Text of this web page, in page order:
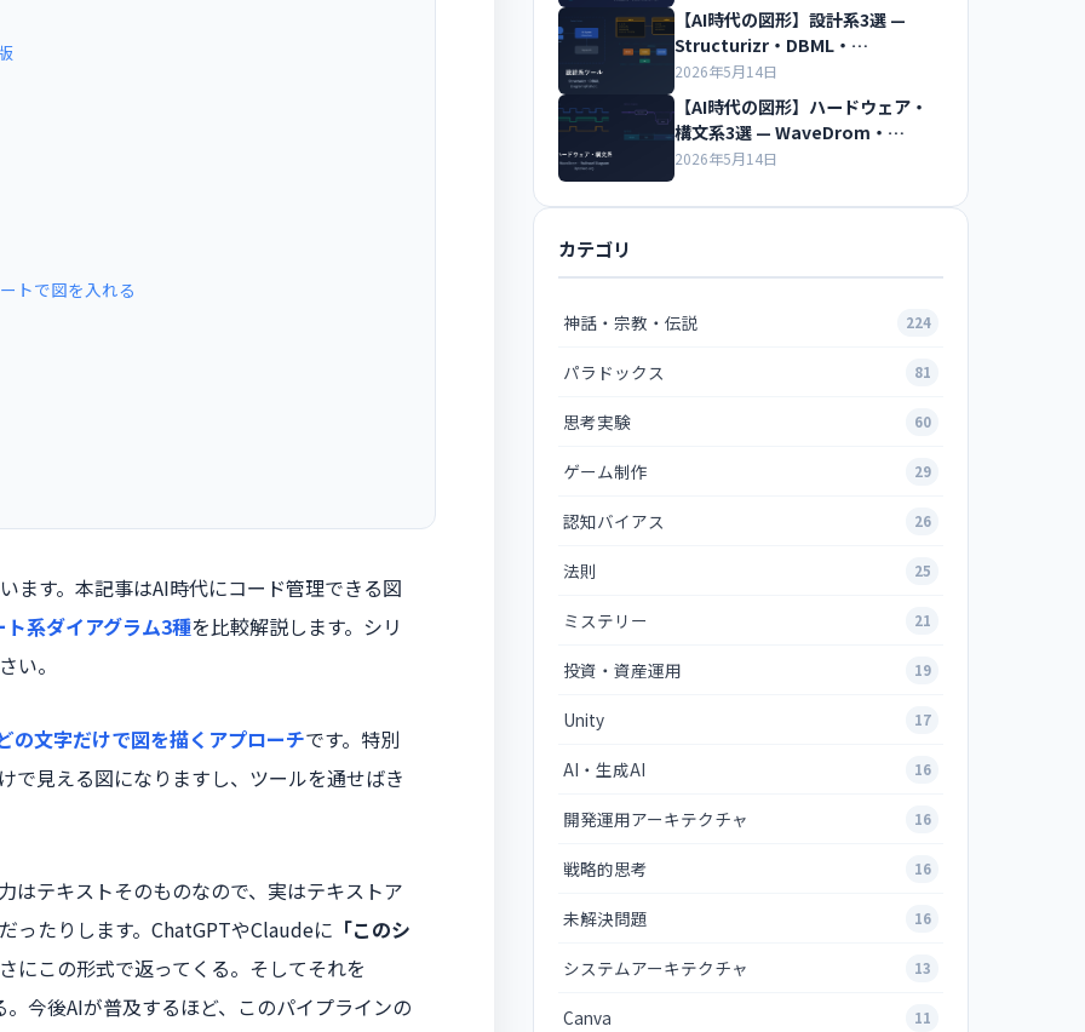
トで図を入れる
ます。本記事はAI時代にコード管理できる図
ト系ダイアグラム3種を比較解説します。シリ
い。
の文字だけで図を描くアプローチです。特別
で見える図になりますし、ツールを通せばき
はテキストそのものなので、実はテキストア
だったりします。ChatGPTやClaudeに 「このシ
にこの形式で返ってくる。そしてそれを
今後AIが普及するほど、このパイプラインの
底比較
【AI時代の図形】設計系3選 —
Structurizr・DBML・
Diagrams(Python)徹底比較
2026年5月14日
【AI時代の図形】ハードウェア・
構文系3選 — WaveDrom・
Railroad Diagram・Bytefield徹
2026年5月14日
カテゴリ
神話・宗教・伝説 224
パラドックス 81
思考実験 60
ゲーム制作 29
認知バイアス 26
法則 25
ミステリー 21
投資・資産運用 19
Unity 17
AI・生成AI 16
開発運用アーキテクチャ 16
戦略的思考 16
未解決問題 16
システムアーキテクチャ 13
Canva 11